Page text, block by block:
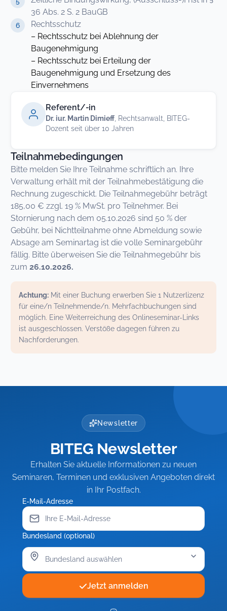
36 Abs. 2 S. 2 BauGB
Rechtsschutz
– Rechtsschutz bei Ablehnung der
Baugenehmigung
– Rechtsschutz bei Erteilung der
Baugenehmigung und Ersetzung des
Einvernehmens
Referent/-in
Dr. iur. Martin Dimieff , Rechtsanwalt, BITEG-
Dozent seit über 10 Jahren
Teilnahmebedingungen
Bitte melden Sie Ihre Teilnahme schriftlich an. Ihre
Verwaltung erhält mit der Teilnahmebestätigung die
Rechnung zugeschickt. Die Teilnahmegebühr beträgt
185,00 € zzgl. 19 % MwSt. pro Teilnehmer. Bei
Stornierung nach dem 05.10.2026 sind 50 % der
Gebühr, bei Nichtteilnahme ohne Abmeldung sowie
Absage am Seminartag ist die volle Seminargebühr
fällig. Bitte überweisen Sie die Teilnahmegebühr bis
zum 26.10.2026.
Achtung: Mit einer Buchung erwerben Sie 1 Nutzerlizenz
für eine/n Teilnehmende/n. Mehrfachbuchungen sind
möglich. Eine Weiterreichung des Onlineseminar-Links
ist ausgeschlossen. Verstöße dagegen führen zu
Nachforderungen.
Newsletter
BITEG Newsletter
Erhalten Sie aktuelle Informationen zu neuen
Seminaren, Terminen und exklusiven Angeboten direkt
in Ihr Postfach.
E-Mail-Adresse
Bundesland (optional)
Jetzt anmelden